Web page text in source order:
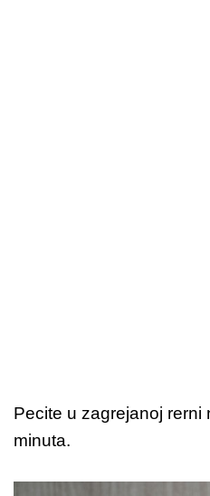
Pecite u zagrejanoj rerni
minuta.